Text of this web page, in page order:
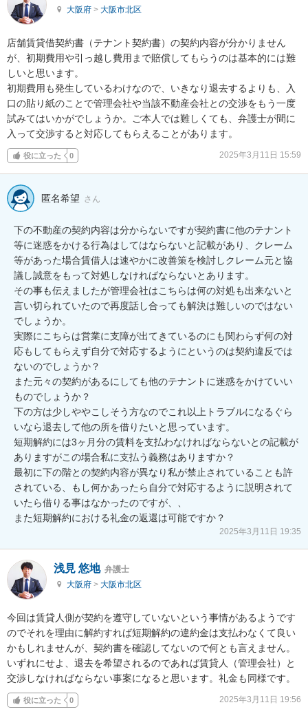
大阪府 > 大阪市北区
店舗賃貸借契約書（テナント契約書）の契約内容が分かりません
が、初期費用や引っ越し費用まで賠償してもらうのは基本的には難
しいと思います。
初期費用も発生しているわけなので、いきなり退去するよりも、入
口の貼り紙のことで管理会社や当該不動産会社との交渉をもう一度
試みてはいかがでしょうか。ご本人では難しくても、弁護士が間に
入って交渉すると対応してもらえることがあります。
役に立った 0 2025年3月11日 15:59
匿名希望 さん
下の不動産の契約内容は分からないですが契約書に他のテナント
等に迷惑をかける行為はしてはならないと記載があり、クレーム
等があった場合賃借人は速やかに改善策を検討しクレーム元と協
議し誠意をもって対処しなければならないとあります。
その事も伝えましたが管理会社はこちらは何の対処も出来ないと
言い切られていたので再度話し合っても解決は難しいのではない
でしょうか。
実際にこちらは営業に支障が出てきているのにも関わらず何の対
応もしてもらえず自分で対応するようにというのは契約違反では
ないのでしょうか？
また元々の契約があるにしても他のテナントに迷惑をかけていい
ものでしょうか？
下の方は少しややこしそう方なのでこれ以上トラブルになるぐら
いなら退去して他の所を借りたいと思っています。
短期解約には3ヶ月分の賃料を支払わなければならないとの記載が
ありますがこの場合私に支払う義務はありますか？
最初に下の階との契約内容が異なり私が禁止されていることも許
されている、もし何かあったら自分で対応するように説明されて
いたら借りる事はなかったのですが、、
また短期解約における礼金の返還は可能ですか？
2025年3月11日 19:35
浅見 悠地 弁護士
大阪府 > 大阪市北区
今回は賃貸人側が契約を遵守していないという事情があるようです
のでそれを理由に解約すれば短期解約の違約金は支払わなくて良い
かもしれませんが、契約書を確認してないので何とも言えません。
いずれにせよ、退去を希望されるのであれば賃貸人（管理会社）と
交渉しなければならない事案になると思います。礼金も同様です。
役に立った 0 2025年3月11日 19:56